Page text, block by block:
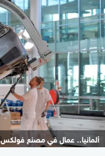
ألمانيا.. عمال في مصنع